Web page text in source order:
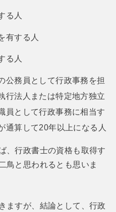
る人
有する人
る人
公務員として行政事務を担
行法人または特定地方独立
員として行政事務に相当す
通算して20年以上になる人
、行政書士の資格も取得す
鳥と思われるとも思いま
ますが、結論として、行政